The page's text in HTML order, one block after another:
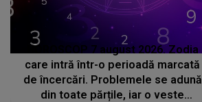
HOROSCOP 7 august 2026. Zodia
care intră într-o perioadă marcată
de încercări. Problemele se adună
din toate părțile, iar o veste